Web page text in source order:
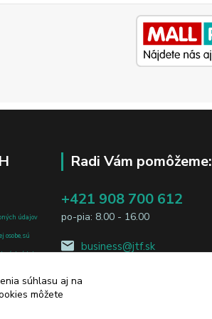
údajov
osobe, sú
údajov
Radi Vám pomôžeme:
+421 908 700 612
po-pia: 8.00 - 16.00
business@jtf.sk
súhlasu aj na
môžete